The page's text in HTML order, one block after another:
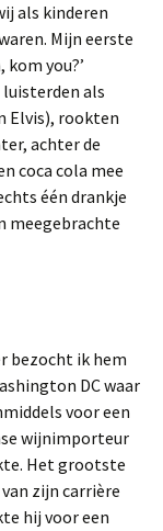
als kinderen
Mijn eerste
you?’
luisterden als
Elvis), rookten
achter de
coca cola mee
één drankje
meegebrachte
bezocht ik hem
DC waar
voor een
wijnimporteur
Het grootste
zijn carrière
hij voor een